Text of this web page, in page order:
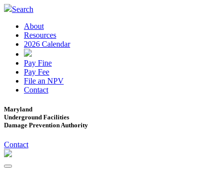
Search
About
Resources
2026 Calendar
Pay Fine
Pay Fee
File an NPV
Contact
Maryland
Underground Facilities
Damage Prevention Authority
Contact